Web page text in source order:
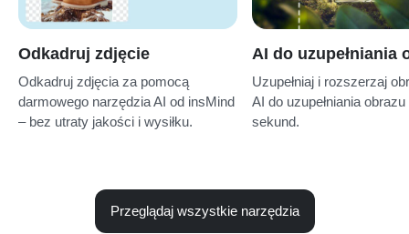
Odkadruj zdjęcie
Odkadruj zdjęcia za pomocą
darmowego narzędzia AI od insMind
– bez utraty jakości i wysiłku.
AI do uzupełniania
Uzupełniaj i rozszerzaj
AI do uzupełniania
sekund.
Przeglądaj wszystkie narzędzia